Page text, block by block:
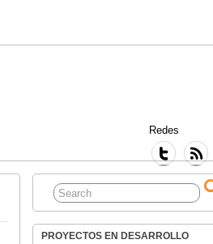
Redes
PROYECTOS EN DESARROLLO